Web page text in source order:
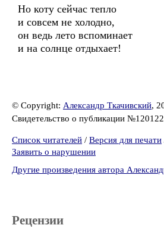
Но коту сейчас тепло
и совсем не холодно,
он ведь лето вспоминает
и на солнце отдыхает!
© Copyright: Александр Ткачивский,
Свидетельство о публикации
Список читателей / Версия для печати
Заявить о нарушении
Другие произведения автора
Рецензии